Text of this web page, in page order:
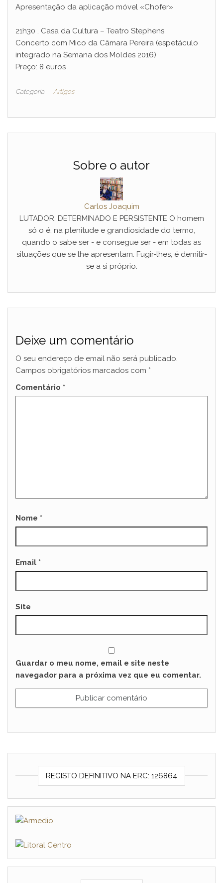
Apresentação da aplicação móvel «Chofer»
21h30 . Casa da Cultura – Teatro Stephens
Concerto com Mico da Câmara Pereira (espetáculo
integrado na Semana dos Moldes 2016)
Preço: 8 euros
Categoria Artigos
Sobre o autor
Carlos Joaquim
LUTADOR, DETERMINADO E PERSISTENTE O homem
só o é, na plenitude e grandiosidade do termo,
quando o sabe ser - e consegue ser - em todas as
situações que se lhe apresentam. Fugir-lhes, é demitir-
se a si próprio.
Deixe um comentário
O seu endereço de email não será publicado.
Campos obrigatórios marcados com *
Comentário *
Nome *
Email *
Site
Guardar o meu nome, email e site neste
navegador para a próxima vez que eu comentar.
REGISTO DEFINITIVO NA ERC: 126864